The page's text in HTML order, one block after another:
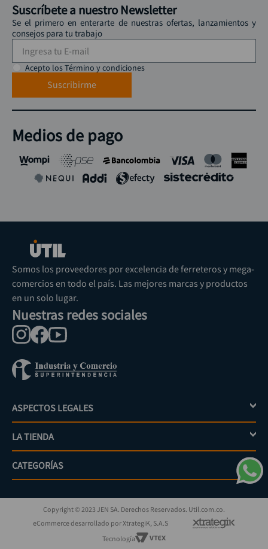
Suscríbete a nuestro Newsletter
Se el primero en enterarte de nuestras ofertas, lanzamientos y
consejos para tu trabajo
Acepto los Término y condiciones
Suscribirme
Medios de pago
Somos los proveedores por excelencia de ferreteros y mega-
comercios en todo el país. Las mejores marcas y productos
en un solo lugar.
Nuestras redes sociales
ASPECTOS LEGALES +
Política de tratamiento de datos personales
Términos y condiciones
Políticas de devolución
Políticas de garantías y devoluciones
Superintendencia de industria y comercio
LA TIENDA +
Mi cuenta
PQRs
¿Cómo comprar?
CATEGORÍAS
Jardinería
Eléctricos
Iluminación
Copyright © 2023 JEN SA. Derechos Reservados. Util.com.co.
eCommerce desarrollado por XtrategiK, S.A.S
Tecnología